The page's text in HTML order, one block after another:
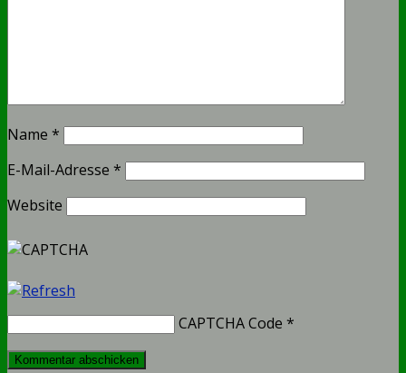
Name *
E-Mail-Adresse *
Website
CAPTCHA Code *